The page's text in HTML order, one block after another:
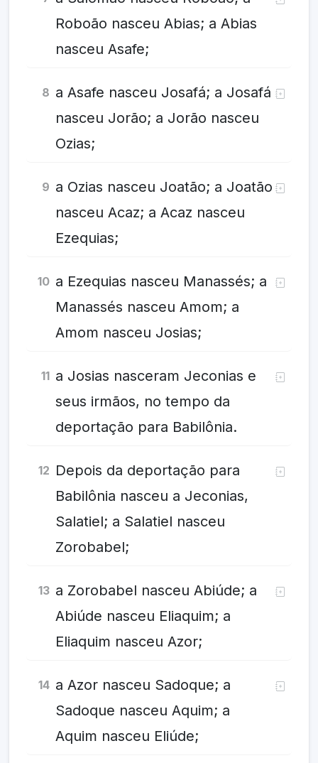
Roboão nasceu Abias; a Abias
nasceu Asafe;
8 a Asafe nasceu Josafá; a Josafá
nasceu Jorão; a Jorão nasceu
Ozias;
9 a Ozias nasceu Joatão; a Joatão
nasceu Acaz; a Acaz nasceu
Ezequias;
10 a Ezequias nasceu Manassés; a
Manassés nasceu Amom; a
Amom nasceu Josias;
11 a Josias nasceram Jeconias e
seus irmãos, no tempo da
deportação para Babilônia.
12 Depois da deportação para
Babilônia nasceu a Jeconias,
Salatiel; a Salatiel nasceu
Zorobabel;
13 a Zorobabel nasceu Abiúde; a
Abiúde nasceu Eliaquim; a
Eliaquim nasceu Azor;
14 a Azor nasceu Sadoque; a
Sadoque nasceu Aquim; a
Aquim nasceu Eliúde;